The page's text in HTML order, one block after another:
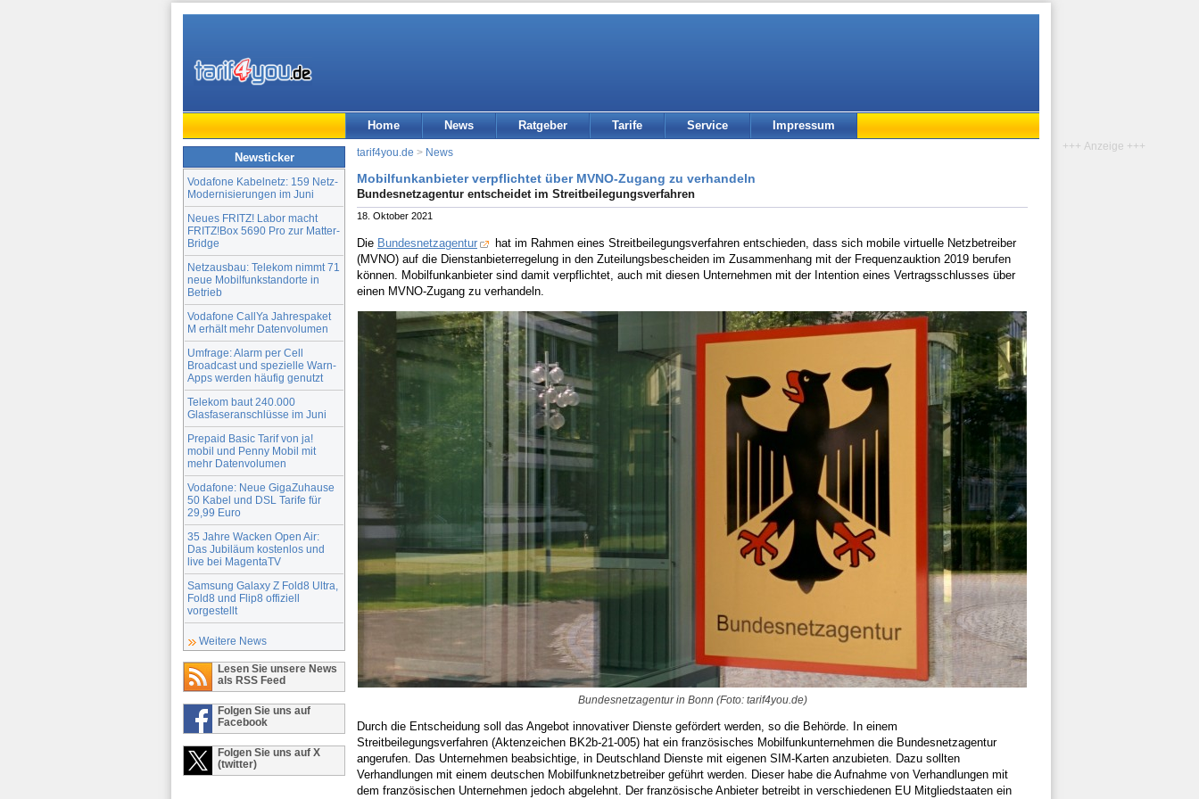
Home News Ratgeber Tarife Service Impressum
Newsticker
Vodafone Kabelnetz: 159 Netz-
Modernisierungen im Juni
Neues FRITZ! Labor macht
FRITZ!Box 5690 Pro zur Matter-
Bridge
Netzausbau: Telekom nimmt 71
neue Mobilfunkstandorte in
Betrieb
Vodafone CallYa Jahrespaket
M erhält mehr Datenvolumen
Umfrage: Alarm per Cell
Broadcast und spezielle Warn-
Apps werden häufig genutzt
Telekom baut 240.000
Glasfaseranschlüsse im Juni
Prepaid Basic Tarif von ja!
mobil und Penny Mobil mit
mehr Datenvolumen
Vodafone: Neue GigaZuhause
50 Kabel und DSL Tarife für
29,99 Euro
35 Jahre Wacken Open Air:
Das Jubiläum kostenlos und
live bei MagentaTV
Samsung Galaxy Z Fold8 Ultra,
Fold8 und Flip8 offiziell
vorgestellt
Weitere News
Lesen Sie unsere News
als RSS Feed
Folgen Sie uns auf
Facebook
Folgen Sie uns auf X
(twitter)
tarif4you.de > News
Mobilfunkanbieter verpflichtet über MVNO-Zugang zu verhandeln
Bundesnetzagentur entscheidet im Streitbeilegungsverfahren
18. Oktober 2021
Die Bundesnetzagentur
hat im Rahmen eines Streitbeilegungsverfahren entschieden, dass sich mobile virtuelle Netzbetreiber
(MVNO) auf die Dienstanbieterregelung in den Zuteilungsbescheiden im Zusammenhang mit der Frequenzauktion 2019 berufen
können. Mobilfunkanbieter sind damit verpflichtet, auch mit diesen Unternehmen mit der Intention eines Vertragsschlusses über
einen MVNO-Zugang zu verhandeln.
Bundesnetzagentur in Bonn (Foto: tarif4you.de)
Durch die Entscheidung soll das Angebot innovativer Dienste gefördert werden, so die Behörde. In einem
Streitbeilegungsverfahren (Aktenzeichen BK2b-21-005) hat ein französisches Mobilfunkunternehmen die Bundesnetzagentur
angerufen. Das Unternehmen beabsichtige, in Deutschland Dienste mit eigenen SIM-Karten anzubieten. Dazu sollten
Verhandlungen mit einem deutschen Mobilfunknetzbetreiber geführt werden. Dieser habe die Aufnahme von Verhandlungen mit
dem französischen Unternehmen jedoch abgelehnt. Der französische Anbieter betreibt in verschiedenen EU Mitgliedstaaten ein
+++ Anzeige +++